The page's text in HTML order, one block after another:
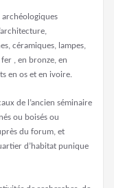
archéologiques
céramiques, lampes,
, en bronze, en
en os et en ivoire.
de l’ancien séminaire
ou boisés ou
du forum, et
d’habitat punique